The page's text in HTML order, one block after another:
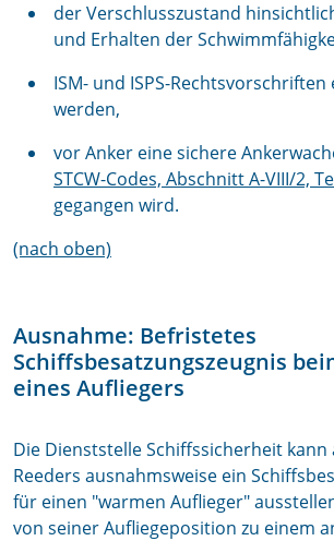
der Verschlusszustand
und Erhalten der
ISM- und ISPS-
werden,
vor Anker eine sichere
STCW-Codes, Abschnitt A-VIII/2,
gegangen wird.
(nach oben)
Ausnahme: Befristetes
Schiffsbesatzungszeugnis
eines Aufliegers
Die Dienststelle Schiffssicherheit kann
Reeders ausnahmsweise ein
für einen "warmen Auflieger"
von seiner Aufliegeposition zu einem